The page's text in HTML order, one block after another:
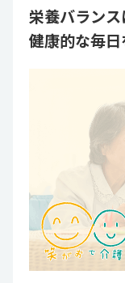
栄養バランス
健康的な毎日